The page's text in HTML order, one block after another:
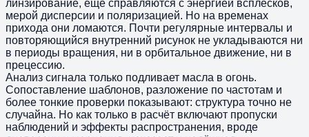
линзирование, ещё справляются с энергией всплесков,
мерой дисперсии и поляризацией. Но на временах
прихода они ломаются. Почти регулярные интервалы и
повторяющийся внутренний рисунок не укладываются ни
в периоды вращения, ни в орбитальное движение, ни в
прецессию.
Анализ сигнала только подливает масла в огонь.
Сопоставление шаблонов, разложение по частотам и
более тонкие проверки показывают: структура точно не
случайна. Но как только в расчёт включают пропуски
наблюдений и эффекты распространения, вроде